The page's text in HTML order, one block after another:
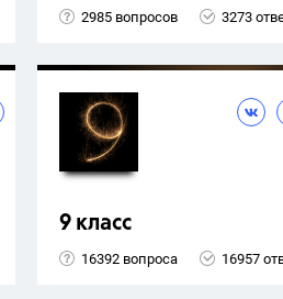
2985 вопросов 3273
9 класс
16392 вопроса 16957